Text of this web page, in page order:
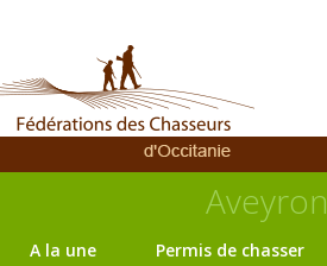
Aveyron
A la une Permis de chasser